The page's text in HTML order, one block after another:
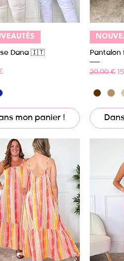
Aperçu rapide
Dana 🇮🇹
mon panier !
Prix
20,00 €